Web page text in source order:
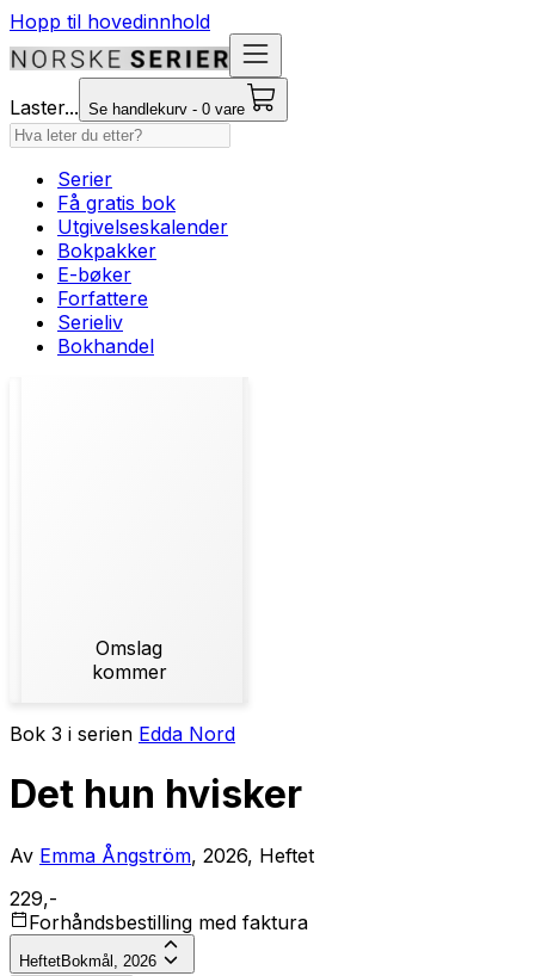
Hopp til hovedinnhold
Laster... Se handlekurv - 0 vare
Serier
Få gratis bok
Utgivelseskalender
Bokpakker
E-bøker
Forfattere
Serieliv
Bokhandel
Omslag
kommer
Bok 3 i serien Edda Nord
Det hun hvisker
Av Emma Ångström, 2026, Heftet
229,-
Forhåndsbestilling med faktura
HeftetBokmål, 2026